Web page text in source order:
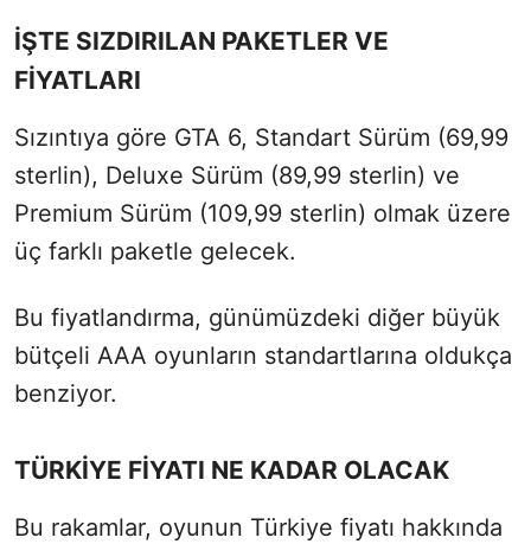
İŞTE SIZDIRILAN PAKETLER VE
FİYATLARI
Sızıntıya göre GTA 6, Standart Sürüm (69,99
sterlin), Deluxe Sürüm (89,99 sterlin) ve
Premium Sürüm (109,99 sterlin) olmak üzere
üç farklı paketle gelecek.
Bu fiyatlandırma, günümüzdeki diğer büyük
bütçeli AAA oyunların standartlarına oldukça
benziyor.
TÜRKİYE FİYATI NE KADAR OLACAK
Bu rakamlar, oyunun Türkiye fiyatı hakkında